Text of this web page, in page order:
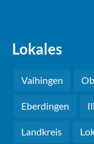
Lokales
Vaihingen
Eberdingen
Landkreis